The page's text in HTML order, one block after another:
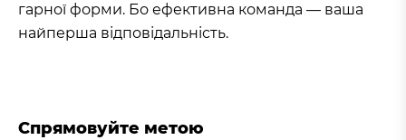
гарної форми. Бо ефективна команда — ваша
найперша відповідальність.
Спрямовуйте метою